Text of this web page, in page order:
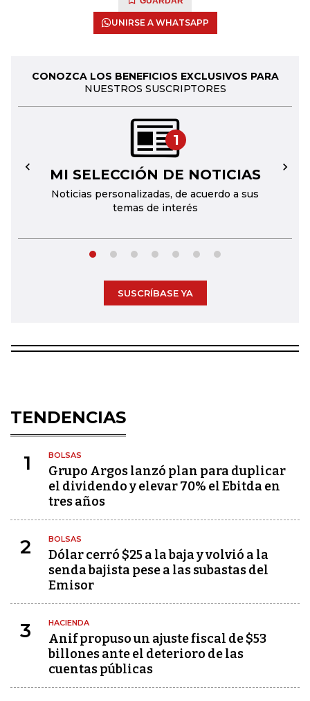
UNIRSE A WHATSAPP
CONOZCA LOS BENEFICIOS EXCLUSIVOS PARA
NUESTROS SUSCRIPTORES
1
MI SELECCIÓN DE NOTICIAS
Noticias personalizadas, de acuerdo a sus
temas de interés
← →
SUSCRÍBASE YA
TENDENCIAS
1 BOLSAS
Grupo Argos lanzó plan para duplicar
el dividendo y elevar 70% el Ebitda en
tres años
2 BOLSAS
Dólar cerró $25 a la baja y volvió a la
senda bajista pese a las subastas del
Emisor
3 HACIENDA
Anif propuso un ajuste fiscal de $53
billones ante el deterioro de las
cuentas públicas